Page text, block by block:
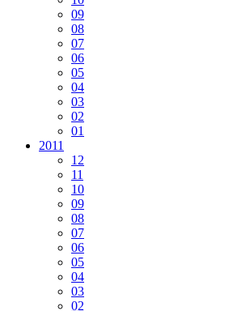
09
08
07
06
05
04
03
02
01
2011
12
11
10
09
08
07
06
05
04
03
02